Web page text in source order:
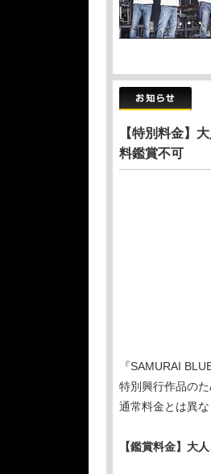
【特別料金】
料鑑賞不可
『SAMURAI
特別興行作品のた
通常料金とは異
【鑑賞料金】大